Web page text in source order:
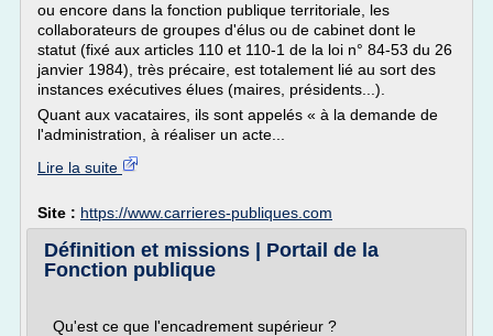
ou encore dans la fonction publique territoriale, les
collaborateurs de groupes d'élus ou de cabinet dont le
statut (fixé aux articles 110 et 110-1 de la loi n° 84-53 du 26
janvier 1984), très précaire, est totalement lié au sort des
instances exécutives élues (maires, présidents...).
Quant aux vacataires, ils sont appelés « à la demande de
l'administration, à réaliser un acte...
Lire la suite
Site : https://www.carrieres-publiques.com
Définition et missions | Portail de la
Fonction publique
Qu'est ce que l'encadrement supérieur ?